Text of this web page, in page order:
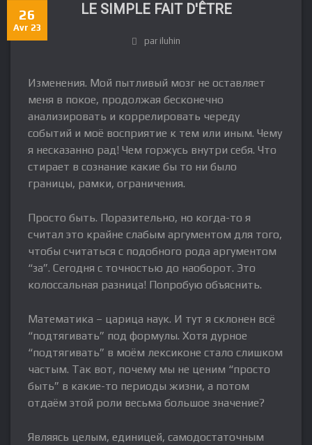
LE SIMPLE FAIT D'ÊTRE
26
Avr 23
par iluhin
Изменения. Мой пытливый мозг не оставляет
меня в покое, продолжая бесконечно
анализировать и коррелировать череду
событий и моё восприятие к тем или иным. Чему
я несказанно рад! Чем горжусь внутри себя. Что
стирает в сознание какие бы то ни было
границы, рамки, ограничения.
Просто быть. Поразительно, но когда-то я
считал это крайне слабым аргументом для того,
чтобы считаться с подобного рода аргументом
“за”. Сегодня с точностью до наоборот. Это
колоссальная разница! Попробую объяснить.
Математика – царица наук. И тут я склонен всё
“подтягивать” под формулы. Хотя дурное
“подтягивать” в моём лексиконе стало слишком
частым. Так вот, почему мы не ценим “просто
быть” в какие-то периоды жизни, а потом
отдаём этой роли весьма большое значение?
Являясь целым, единицей, самодостаточным